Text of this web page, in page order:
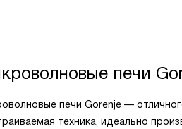
печи
печи Gorenje —
техника, идеально